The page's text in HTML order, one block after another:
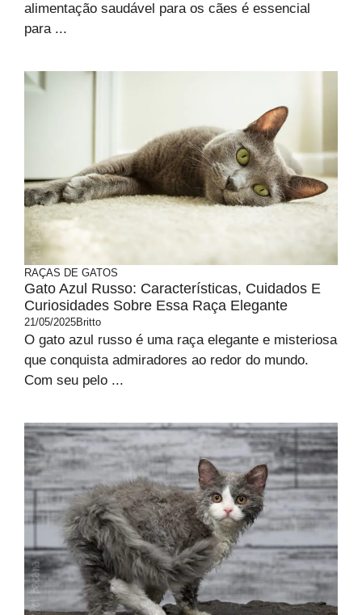
alimentação saudável para os cães é essencial
para ...
RAÇAS DE GATOS
Gato Azul Russo: Características, Cuidados E
Curiosidades Sobre Essa Raça Elegante
21/05/2025Britto
O gato azul russo é uma raça elegante e misteriosa
que conquista admiradores ao redor do mundo.
Com seu pelo ...